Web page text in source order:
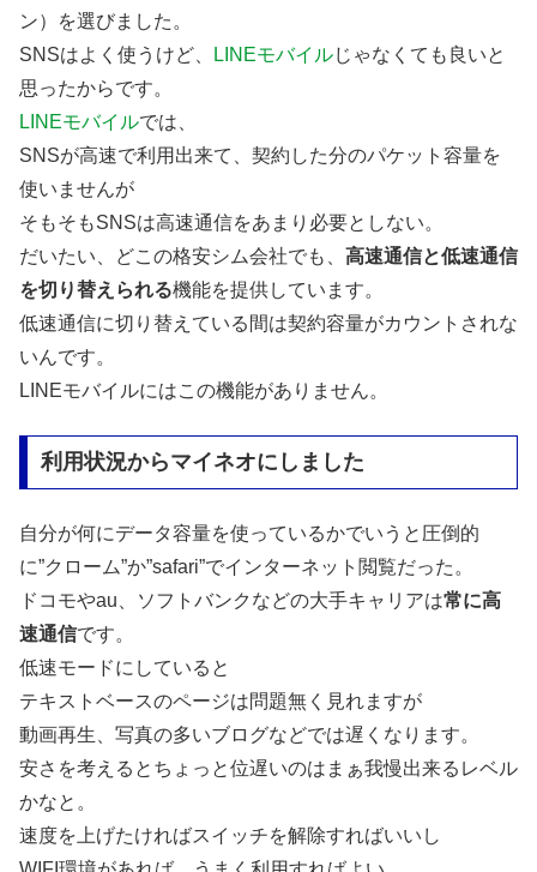
ン）を選びました。
SNSはよく使うけど、
LINEモバイルじゃなくても良いと
思ったからです。
LINEモバイルでは、
SNSが高速で利用出来て、契約した分のパケット容量を
使いませんが
そもそもSNSは高速通信をあまり必要としない。
だいたい、どこの格安シム会社でも、 高速通信と低速通信
を切り替えられる機能を提供しています。
低速通信に切り替えている間は契約容量がカウントされな
いんです。
LINEモバイルにはこの機能がありません。
利用状況からマイネオにしました
自分が何にデータ容量を使っているかでいうと圧倒的
に”クローム”か”safari”でインターネット閲覧だった。
ドコモやau、ソフトバンクなどの大手キャリアは常に高
速通信です。
低速モードにしていると
テキストベースのページは問題無く見れますが
動画再生、写真の多いブログなどでは遅くなります。
安さを考えるとちょっと位遅いのはまぁ我慢出来るレベル
かなと。
速度を上げたければスイッチを解除すればいいし